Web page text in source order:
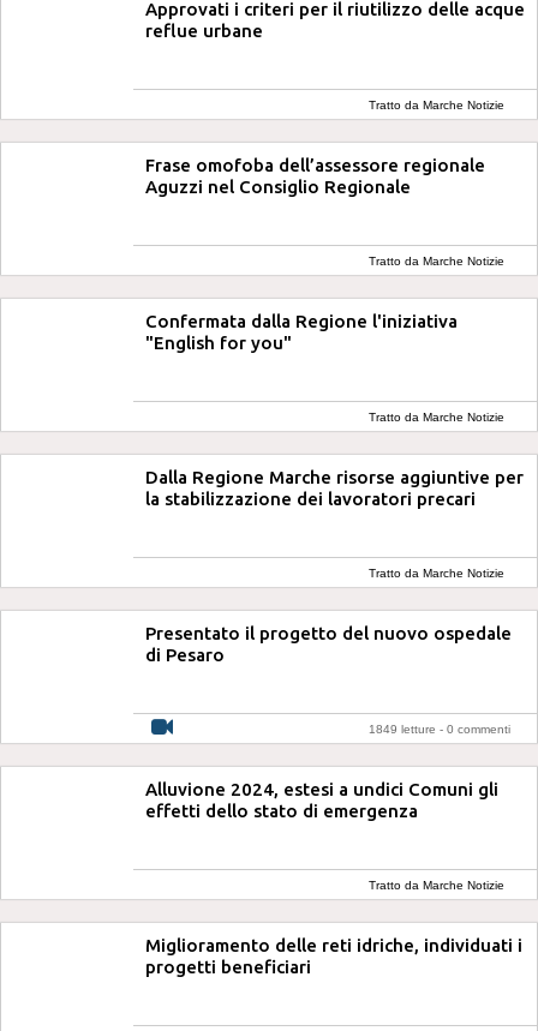
Approvati i criteri per il riutilizzo delle acque
reflue urbane
Tratto da Marche Notizie
Frase omofoba dell’assessore regionale
Aguzzi nel Consiglio Regionale
Tratto da Marche Notizie
Confermata dalla Regione l'iniziativa
"English for you"
Tratto da Marche Notizie
Dalla Regione Marche risorse aggiuntive per
la stabilizzazione dei lavoratori precari
Tratto da Marche Notizie
Presentato il progetto del nuovo ospedale
di Pesaro
1849 letture - 0 commenti
Alluvione 2024, estesi a undici Comuni gli
effetti dello stato di emergenza
Tratto da Marche Notizie
Miglioramento delle reti idriche, individuati i
progetti beneficiari